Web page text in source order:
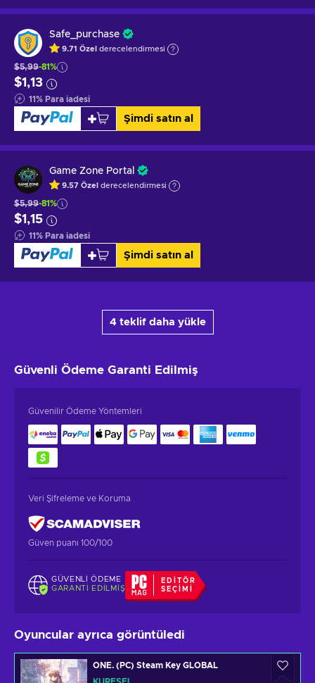
Safe_purchase
9.71 Özel derecelendirmesi
$5,99-81%
$1,13
11% Para iadesi
Şimdi satın al
Game Zone Portal
9.57 Özel derecelendirmesi
$5,99-81%
$1,15
11% Para iadesi
Şimdi satın al
4 teklif daha yükle
Güvenli Ödeme Garanti Edilmiş
Güvenilir Ödeme Yöntemleri
Veri Şifreleme ve Koruma
Güven puanı 100/100
GÜVENLI ÖDEME
GARANTI EDILMIŞ
EDITÖR
SEÇIMI
Oyuncular ayrıca görüntüledi
ONE. (PC) Steam Key GLOBAL
KÜRESEL